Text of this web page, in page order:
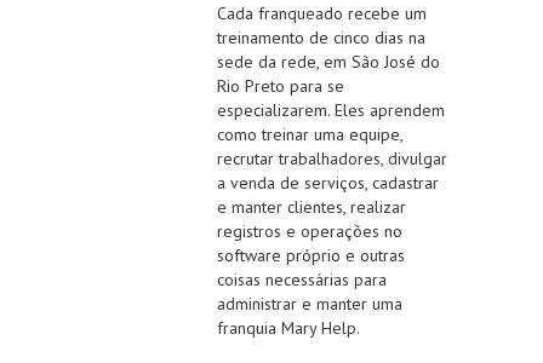
Cada franqueado recebe um
treinamento de cinco dias na
sede da rede, em São José do
Rio Preto para se
especializarem. Eles aprendem
como treinar uma equipe,
recrutar trabalhadores, divulgar
a venda de serviços, cadastrar
e manter clientes, realizar
registros e operações no
software próprio e outras
coisas necessárias para
administrar e manter uma
franquia Mary Help.